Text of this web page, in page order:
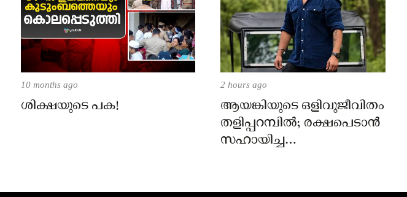
10 months ago
ശിക്ഷയുടെ പക!
2 hours ago
ആയങ്കിയുടെ ഒളിവുജീവിതം
തളിപ്പറമ്പിൽ; രക്ഷപെടാൻ
സഹായിച്ച